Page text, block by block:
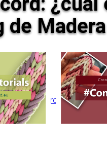
de
pulseras y proyectos